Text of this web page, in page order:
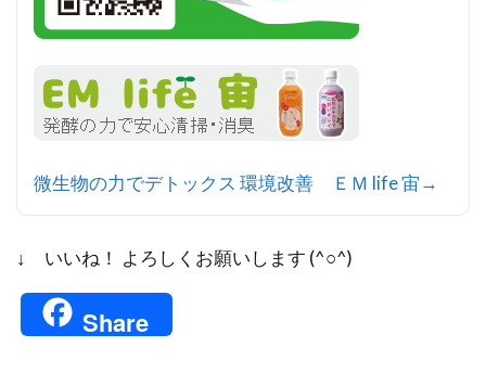
微生物の力でデトックス 環境改善 ＥＭ life 宙→
↓ いいね！ よろしくお願いします (^○^)
Share